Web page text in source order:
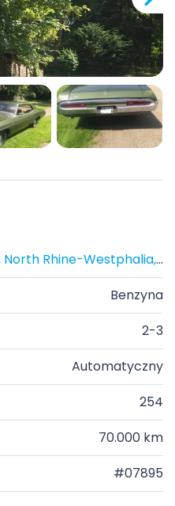
Bochum, North Rhine-Westphalia, Germany
Benzyna
2-3
Automatyczny
254
70.000 km
#07895